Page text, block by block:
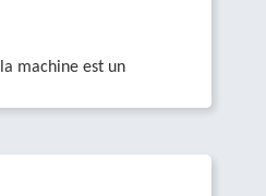
machine est un